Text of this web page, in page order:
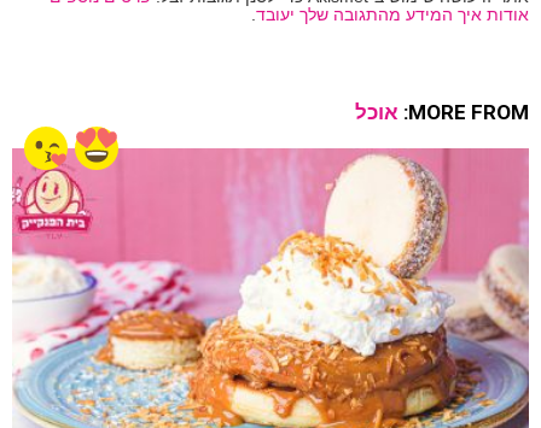
אודות איך המידע מהתגובה שלך יעובד.
MORE FROM: אוכל